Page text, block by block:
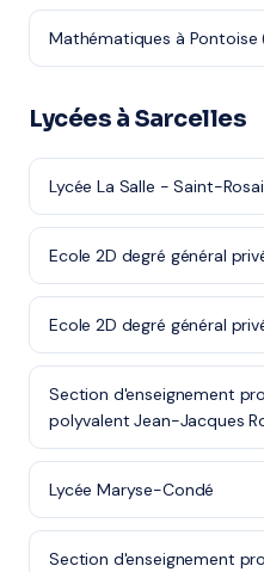
Mathématiques à Pontoise
Lycées à Sarcelles
Lycée La Salle - Saint-
Ecole 2D degré général
Ecole 2D degré général
Section d'enseignement
polyvalent Jean-Jacques
Lycée Maryse-Condé
Section d'enseignement